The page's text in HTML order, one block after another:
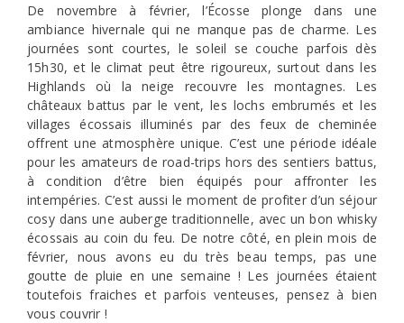
De novembre à février, l’Écosse plonge dans une
ambiance hivernale qui ne manque pas de charme. Les
journées sont courtes, le soleil se couche parfois dès
15h30, et le climat peut être rigoureux, surtout dans les
Highlands où la neige recouvre les montagnes. Les
châteaux battus par le vent, les lochs embrumés et les
villages écossais illuminés par des feux de cheminée
offrent une atmosphère unique. C’est une période idéale
pour les amateurs de road-trips hors des sentiers battus,
à condition d’être bien équipés pour affronter les
intempéries. C’est aussi le moment de profiter d’un séjour
cosy dans une auberge traditionnelle, avec un bon whisky
écossais au coin du feu. De notre côté, en plein mois de
février, nous avons eu du très beau temps, pas une
goutte de pluie en une semaine ! Les journées étaient
toutefois fraiches et parfois venteuses, pensez à bien
vous couvrir !